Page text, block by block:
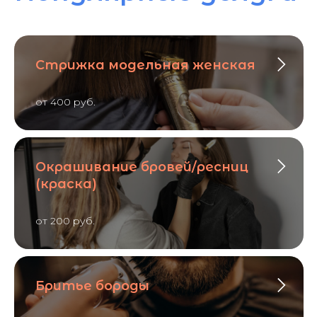
Стрижка модельная женская
от 400 руб.
Окрашивание бровей/ресниц
(краска)
от 200 руб.
Бритье бороды